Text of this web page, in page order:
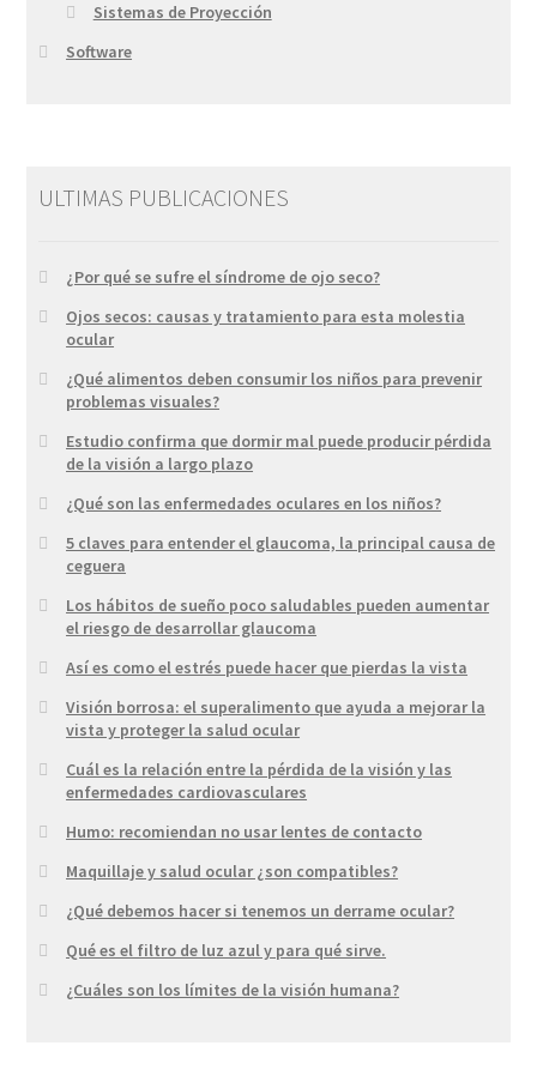
Sistemas de Proyección
Software
ULTIMAS PUBLICACIONES
¿Por qué se sufre el síndrome de ojo seco?
Ojos secos: causas y tratamiento para esta molestia
ocular
¿Qué alimentos deben consumir los niños para prevenir
problemas visuales?
Estudio confirma que dormir mal puede producir pérdida
de la visión a largo plazo
¿Qué son las enfermedades oculares en los niños?
5 claves para entender el glaucoma, la principal causa de
ceguera
Los hábitos de sueño poco saludables pueden aumentar
el riesgo de desarrollar glaucoma
Así es como el estrés puede hacer que pierdas la vista
Visión borrosa: el superalimento que ayuda a mejorar la
vista y proteger la salud ocular
Cuál es la relación entre la pérdida de la visión y las
enfermedades cardiovasculares
Humo: recomiendan no usar lentes de contacto
Maquillaje y salud ocular ¿son compatibles?
¿Qué debemos hacer si tenemos un derrame ocular?
Qué es el filtro de luz azul y para qué sirve.
¿Cuáles son los límites de la visión humana?